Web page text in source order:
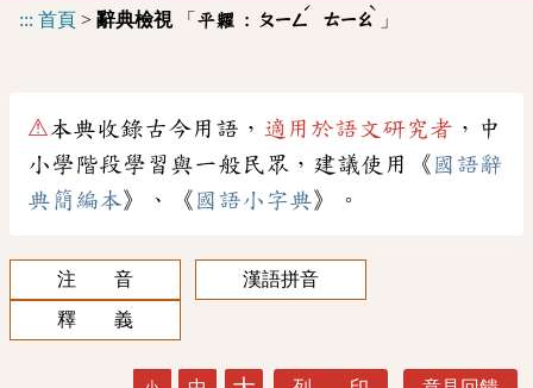
::: 首頁 > 辭典檢視「 平糶 : ㄆㄧㄥ
ˊ
ㄊㄧㄠ
ˋ
」
⚠本典收錄古今用語， 適用於語文研究者 ，中
小學階段學習與一般民眾，建議使用《 國語辭
典簡編本》、《 國語小字典》。
注 音
漢語拼音
釋 義